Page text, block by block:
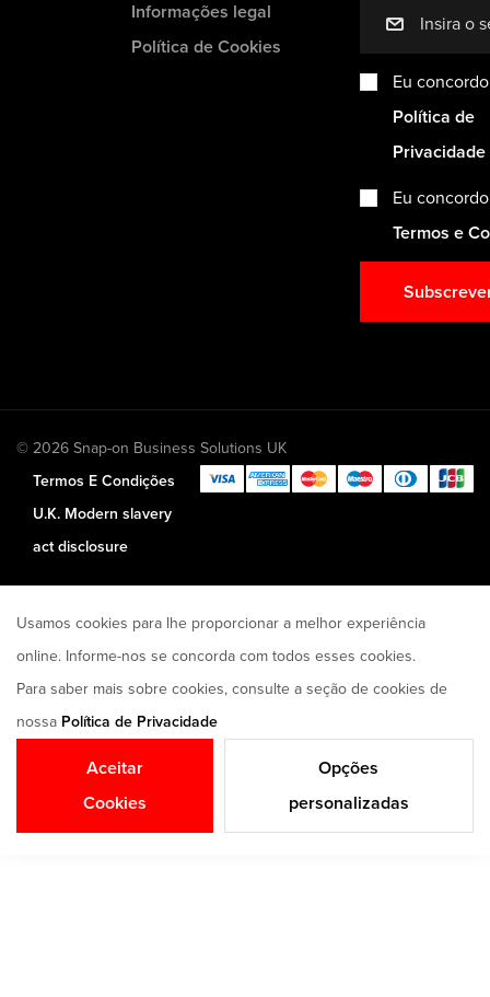
Informações legal
Política de Cookies
mail
Eu
Política de
Privacidade
Eu
Termos e
© 2026 Snap-on Business Solutions UK
Termos E Condições
U.K. Modern slavery
act disclosure
Usamos cookies para lhe proporcionar a melhor experiência
online. Informe-nos se concorda com todos esses cookies.
Para saber mais sobre cookies, consulte a seção de cookies de
nossa Política de Privacidade
Aceitar
Cookies
Opções
personalizadas